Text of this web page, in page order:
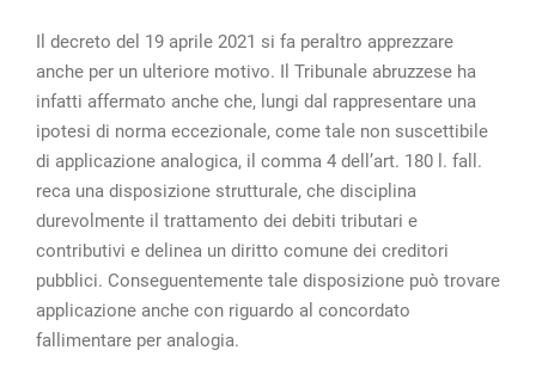
Il decreto del 19 aprile 2021 si fa peraltro apprezzare
anche per un ulteriore motivo. Il Tribunale abruzzese ha
infatti affermato anche che, lungi dal rappresentare una
ipotesi di norma eccezionale, come tale non suscettibile
di applicazione analogica, il comma 4 dell’art. 180 l. fall.
reca una disposizione strutturale, che disciplina
durevolmente il trattamento dei debiti tributari e
contributivi e delinea un diritto comune dei creditori
pubblici. Conseguentemente tale disposizione può trovare
applicazione anche con riguardo al concordato
fallimentare per analogia.